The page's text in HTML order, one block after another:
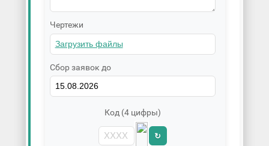
Чертежи
Сбор заявок до
Код (4 цифры)
↻